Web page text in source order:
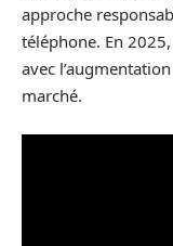
approche
téléphone. En
avec
marché.